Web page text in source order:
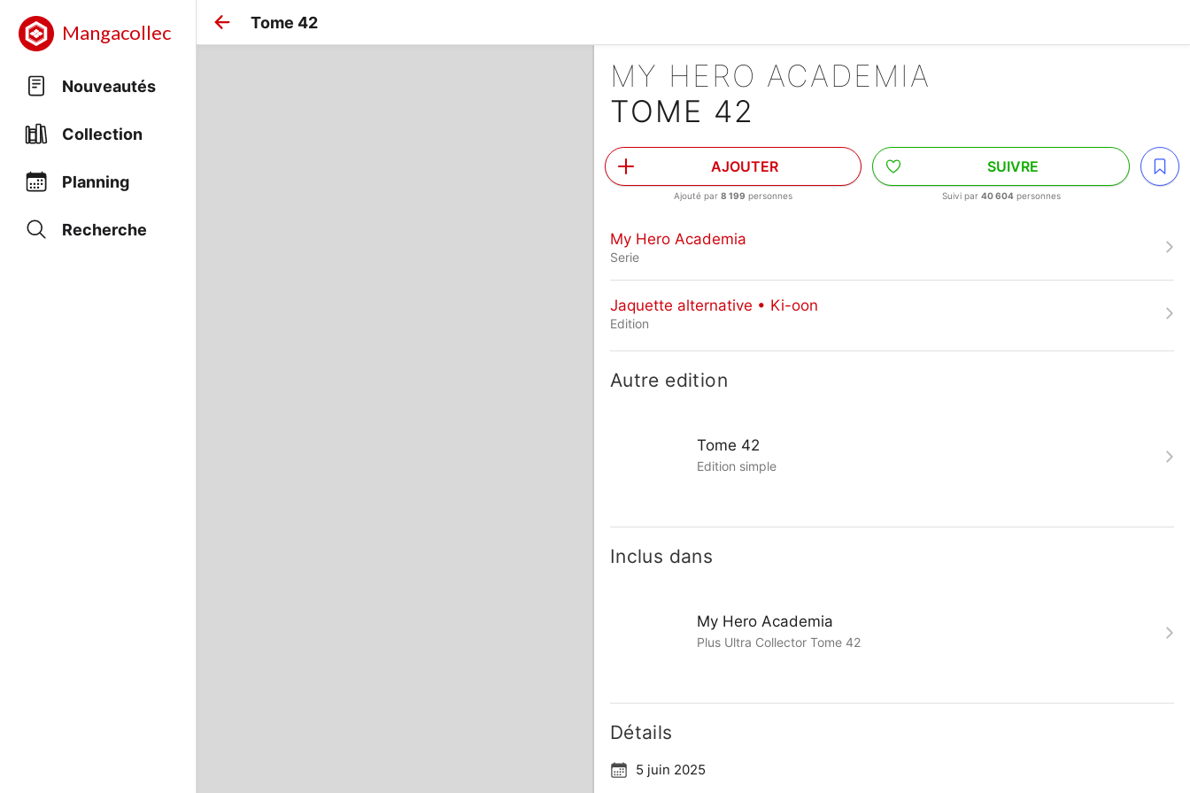
Mangacollec
Nouveautés
Collection
Planning
Recherche
Tome 42
MY HERO ACADEMIA
TOME 42
AJOUTER
Ajouté par8 199 personnes
SUIVRE
Suivi par 40 604personnes
My Hero Academia
Serie
Jaquette alternative • Ki-oon
Edition
Autre edition
Tome 42
Edition simple
Inclus dans
My Hero Academia
Plus Ultra Collector Tome 42
Détails
5 juin 2025